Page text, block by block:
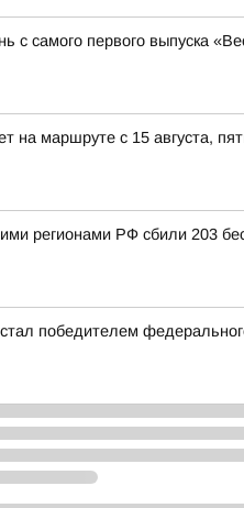
с самого первого выпуска
на маршруте с 15 августа,
регионами РФ сбили 203
победителем